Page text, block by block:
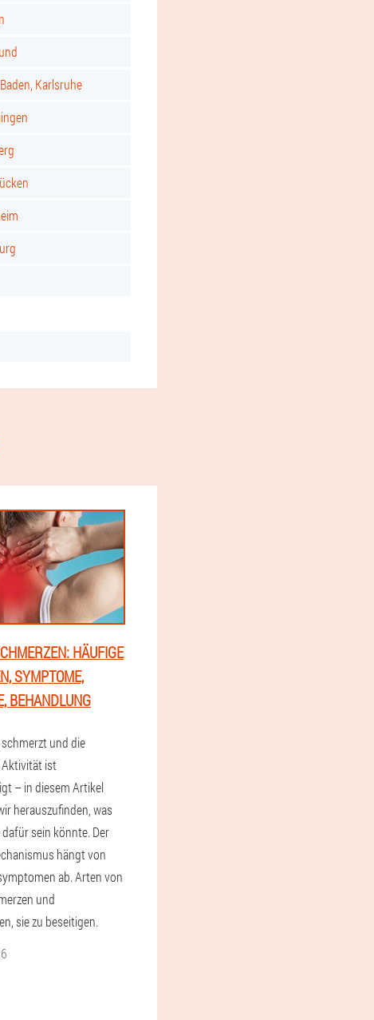
Karlsruhe
HÄUFIGE
SYMPTOME,
BEHANDLUNG
und die
ist
– in diesem Artikel
herauszufinden, was
sein könnte. Der
hängt von
ab. Arten von
und
sie zu beseitigen.